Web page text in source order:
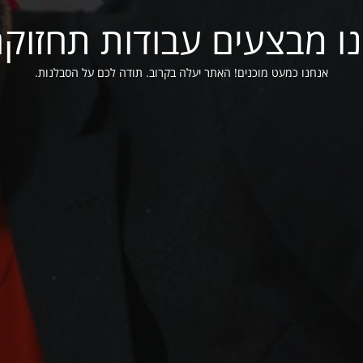
מבצעים עבודות
אנחנו כמעט מוכנים! האתר יעלה בקרוב. תודה לכם על הסבלנות.